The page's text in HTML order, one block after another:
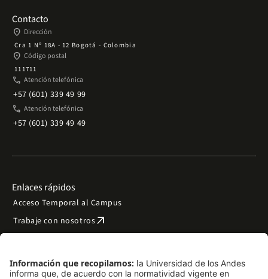
Contacto
place Dirección
Cra 1 Nº 18A - 12 Bogotá - Colombia
place Código postal
111711
phone Atención telefónica
+57 (601) 339 49 99
phone Atención telefónica
+57 (601) 339 49 49
Enlaces rápidos
Acceso Temporal al Campus
Trabaje con nosotrosarrow_outward
Preguntas frecuentes
Filantropía y donacionesarrow_outward